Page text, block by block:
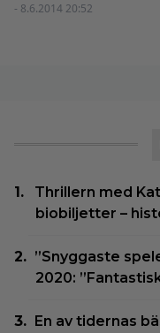
- 8.6.2014 20:52
Thrillern med
biobiljetter –
”Snyggaste
2020:
En av tidernas